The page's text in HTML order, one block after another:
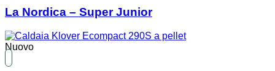
La Nordica – Super Junior
Nuovo